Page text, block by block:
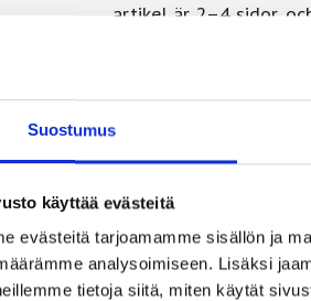
Suostumus
käyttää evästeitä
evästeitä tarjoamamme sisällön ja
analysoimiseen. Lisäksi
tietoja siitä, miten käytät
artikel är 2–4 sidor,
Tempus tar del av